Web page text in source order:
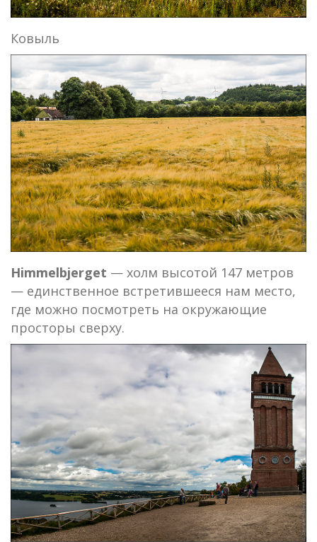
Ковыль
Himmelbjerget — холм высотой 147 метров
— единственное встретившееся нам место,
где можно посмотреть на окружающие
просторы сверху.